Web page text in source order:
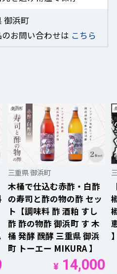
御浜町
お問い合わせは こちら
三重県 御浜町
木桶で仕込む赤酢・白酢
の寿司と酢の物の酢 セッ
ト【調味料 酢 酒粕 すし
酢 酢の物酢 御浜町 す 木
桶 発酵 醗酵 三重県 御浜
町 トーエー MIKURA 】
¥ 14,000